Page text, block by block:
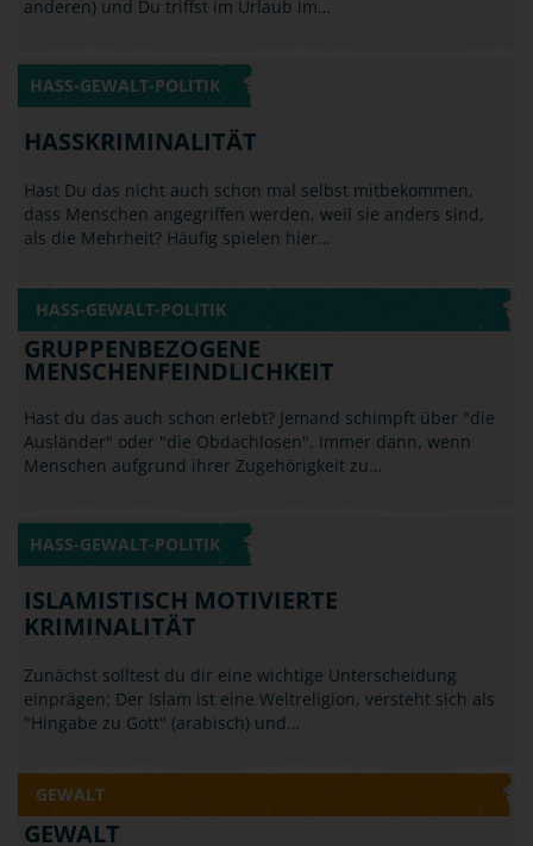
HASS-GEWALT-POLITIK
HASSKRIMINALITÄT
dass Menschen angegriffen werden, weil sie anders sind,
als die Mehrheit? Häufig spielen hier…
HASS-GEWALT-POLITIK
GRUPPENBEZOGENE
MENSCHENFEINDLICHKEIT
Ausländer" oder "die Obdachlosen". Immer dann, wenn
Menschen aufgrund ihrer Zugehörigkeit zu…
HASS-GEWALT-POLITIK
ISLAMISTISCH MOTIVIERTE
KRIMINALITÄT
einprägen: Der Islam ist eine Weltreligion, versteht sich als
"Hingabe zu Gott" (arabisch) und…
GEWALT
GEWALT